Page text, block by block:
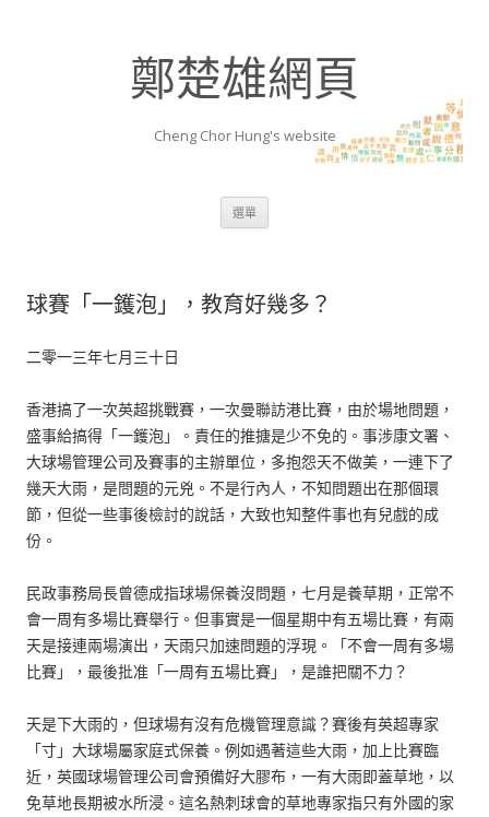
鄭楚雄網頁
Cheng Chor Hung's website
選單
球賽「一鑊泡」，教育好幾多？
二零一三年七月三十日
香港搞了一次英超挑戰賽，一次曼聯訪港比賽，由於場地問題，
盛事給搞得「一鑊泡」。責任的推搪是少不免的。事涉康文署、
大球場管理公司及賽事的主辦單位，多抱怨天不做美，一連下了
幾天大雨，是問題的元兇。不是行內人，不知問題出在那個環
節，但從一些事後檢討的說話，大致也知整件事也有兒戲的成
份。
民政事務局長曾德成指球場保養沒問題，七月是養草期，正常不
會一周有多場比賽舉行。但事實是一個星期中有五場比賽，有兩
天是接連兩場演出，天雨只加速問題的浮現。「不會一周有多場
比賽」，最後批准「一周有五場比賽」，是誰把關不力？
天是下大雨的，但球場有沒有危機管理意識？賽後有英超專家
「寸」大球場屬家庭式保養。例如遇著這些大雨，加上比賽臨
近，英國球場管理公司會預備好大膠布，一有大雨即蓋草地，以
免草地長期被水所浸。這名熱刺球會的草地專家指只有外國的家